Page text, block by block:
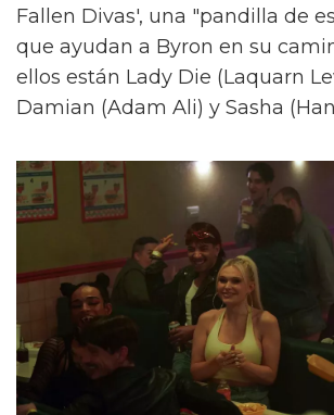
Fallen Divas', una "pandilla de
que ayudan a Byron en su
ellos están Lady Die (Laquarn
Damian (Adam Ali) y Sasha